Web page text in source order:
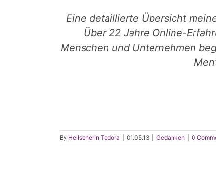
Eine detaillierte Übersicht
Über 22 Jahre Online-
Menschen und Unternehmen
By Hellseherin Tedora 01.05.13 Gedanken 0